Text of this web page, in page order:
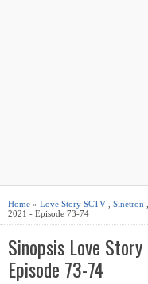
Home » Love Story SCTV Sinetron
2021 - Episode 73-74
Sinopsis Love
Episode 73-74